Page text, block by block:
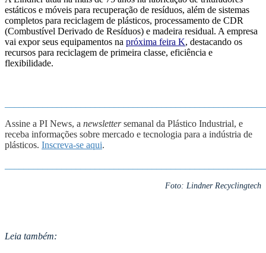
estáticos e móveis para recuperação de resíduos, além de sistemas
completos para reciclagem de plásticos, processamento de CDR
(Combustível Derivado de Resíduos) e madeira residual. A empresa
vai expor seus equipamentos na próxima feira K, destacando os
recursos para reciclagem de primeira classe, eficiência e
flexibilidade.
Assine a PI News, a newslettersemanal da Plástico Industrial, e
receba informações sobre mercado e tecnologia para a indústria de
plásticos. Inscreva-se aqui.
Foto: Lindner Recyclingtech
Leia também: